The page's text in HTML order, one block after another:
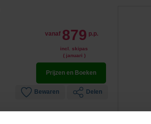
vanaf 879 p.p.
incl. skipas
( januari )
Prijzen en Boeken
Bewaren Delen